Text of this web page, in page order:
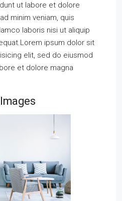
ut labore et dolore
minim veniam, quis
laboris nisi ut aliquip
ipsum dolor sit
elit, sed do eiusmod
et dolore magna